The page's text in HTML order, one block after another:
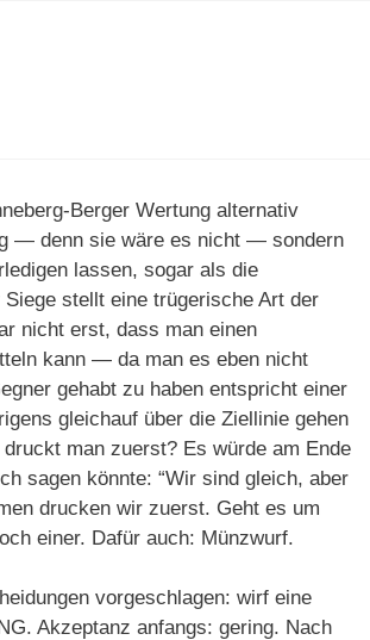
Berger Wertung alternativ
— denn sie wäre es nicht — sondern
lassen, sogar als die
Siege stellt eine trügerische Art der
nicht erst, dass man einen
kann — da man es eben nicht
gehabt zu haben entspricht einer
gleichauf über die Ziellinie gehen
man zuerst? Es würde am Ende
sagen könnte: “Wir sind gleich, aber
drucken wir zuerst. Geht es um
einer. Dafür auch: Münzwurf.
vorgeschlagen: wirf eine
Akzeptanz anfangs: gering. Nach